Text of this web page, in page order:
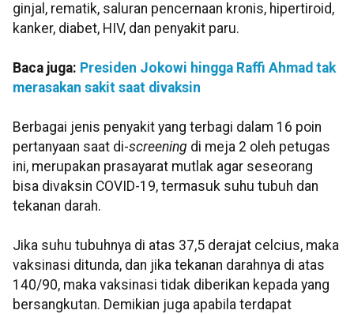
ginjal, rematik, saluran pencernaan kronis, hipertiroid,
kanker, diabet, HIV, dan penyakit paru.
Baca juga: Presiden Jokowi hingga Raffi Ahmad tak
merasakan sakit saat divaksin
Berbagai jenis penyakit yang terbagi dalam 16 poin
pertanyaan saat di-screening di meja 2 oleh petugas
ini, merupakan prasayarat mutlak agar seseorang
bisa divaksin COVID-19, termasuk suhu tubuh dan
tekanan darah.
Jika suhu tubuhnya di atas 37,5 derajat celcius, maka
vaksinasi ditunda, dan jika tekanan darahnya di atas
140/90, maka vaksinasi tidak diberikan kepada yang
bersangkutan. Demikian juga apabila terdapat